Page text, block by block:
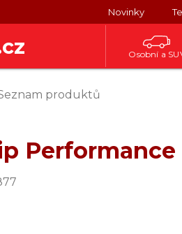
Novinky
Osobní a
produktů
Performance